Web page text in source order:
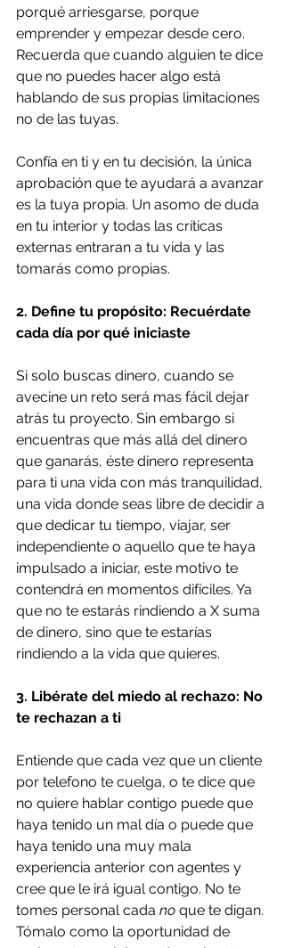
porqué arriesgarse, porque
emprender y empezar desde cero.
Recuerda que cuando alguien te dice
que no puedes hacer algo está
hablando de sus propias limitaciones
no de las tuyas.
Confía en ti y en tu decisión, la única
aprobación que te ayudará a avanzar
es la tuya propia. Un asomo de duda
en tu interior y todas las críticas
externas entraran a tu vida y las
tomarás como propias.
2. Define tu propósito: Recuérdate
cada día por qué iniciaste
Si solo buscas dinero, cuando se
avecine un reto será mas fácil dejar
atrás tu proyecto. Sin embargo si
encuentras que más allá del dinero
que ganarás, éste dinero representa
para ti una vida con más tranquilidad,
una vida donde seas libre de decidir a
que dedicar tu tiempo, viajar, ser
independiente o aquello que te haya
impulsado a iniciar, este motivo te
contendrá en momentos difíciles. Ya
que no te estarás rindiendo a X suma
de dinero, sino que te estarías
rindiendo a la vida que quieres.
3. Libérate del miedo al rechazo: No
te rechazan a ti
Entiende que cada vez que un cliente
por telefono te cuelga, o te dice que
no quiere hablar contigo puede que
haya tenido un mal día o puede que
haya tenido una muy mala
experiencia anterior con agentes y
cree que le irá igual contigo. No te
tomes personal cada no que te digan.
Tómalo como la oportunidad de